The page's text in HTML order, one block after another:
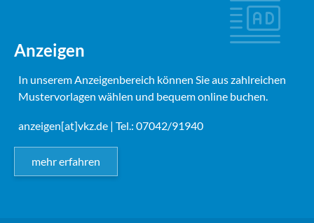
Anzeigen
In unserem Anzeigenbereich können Sie aus zahlreichen
Mustervorlagen wählen und bequem online buchen.
anzeigen[at]vkz.de | Tel.: 07042/91940
mehr erfahren